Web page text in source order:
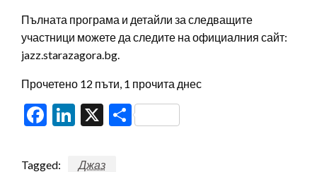
Пълната програма и детайли за следващите
участници можете да следите на официалния сайт:
jazz.starazagora.bg.
Прочетено 12 пъти, 1 прочита днес
Facebook
LinkedIn
X Share
Tagged: Джаз